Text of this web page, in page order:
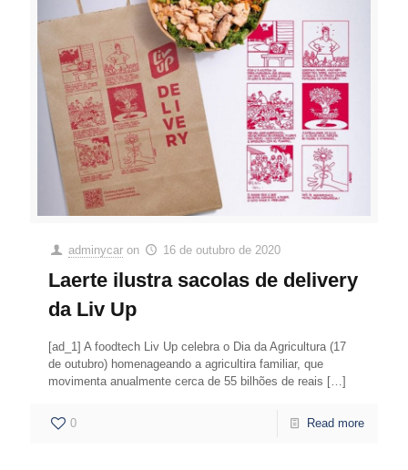
adminycar on 16 de outubro de 2020
Laerte ilustra sacolas de delivery
da Liv Up
[ad_1] A foodtech Liv Up celebra o Dia da Agricultura (17
de outubro) homenageando a agricultira familiar, que
movimenta anualmente cerca de 55 bilhões de reais […]
0 Read more